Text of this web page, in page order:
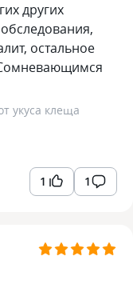
других
остальное
Сомневающимся
укуса клеща
1 1